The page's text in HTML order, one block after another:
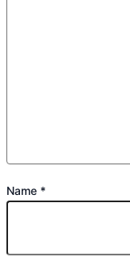
Name *